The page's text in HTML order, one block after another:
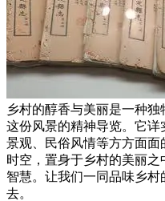
乡村的醇香与美丽是一种
这份风景的精神导览。它
景观、民俗风情等方方面
时空，置身于乡村的美丽
智慧。让我们一同品味乡
去。